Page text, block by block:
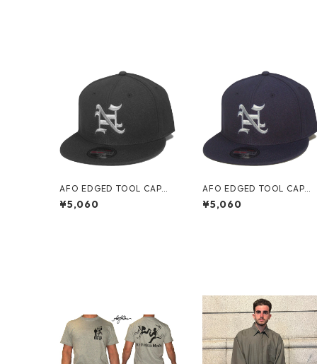
AFO EDGED TOOL CAP【B
LACK】
¥5,060
AFO EDGED TOOL CAP【
AVY】
¥5,060